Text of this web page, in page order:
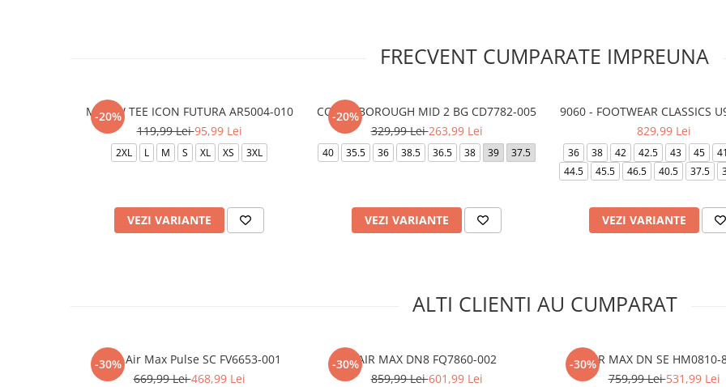
FRECVENT CUMPARATE IMPREUNA
-20%
M NSW TEE ICON FUTURA AR5004-010
119,99 Lei95,99 Lei
2XL L M S XL XS 3XL
VEZI VARIANTE
-20%
COURT BOROUGH MID 2 BG CD7782-005
329,99 Lei263,99 Lei
40 35.5 36 38.5 36.5 38 39 37.5
VEZI VARIANTE
9060 - FOOTWEAR CLASSICS
829,99 Lei
36 38 42 42.5 43 45
44.5
45.5 46.5 40.5 37.5
VEZI VARIANTE
ALTI CLIENTI AU CUMPARAT
-30%
Nike Air Max Pulse SC FV6653-001
669,99 Lei468,99 Lei
-30%AIR MAX DN8 FQ7860-002
859,99 Lei601,99 Lei
-30%AIR MAX DN SE HM0810-
759,99 Lei531,99 Lei